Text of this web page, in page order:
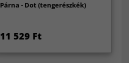
Párna - Dot (tengerészkék)
11 529 Ft